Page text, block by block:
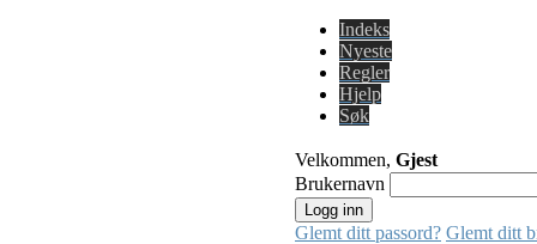
Indeks
Nyeste
Regler
Hjelp
Søk
Velkommen, Gjest
Brukernavn
Glemt ditt passord? Glemt ditt